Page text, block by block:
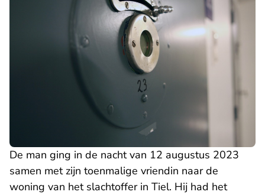
De man ging in de nacht van 12 augustus 2023
samen met zijn toenmalige vriendin naar de
woning van het slachtoffer in Tiel. Hij had het